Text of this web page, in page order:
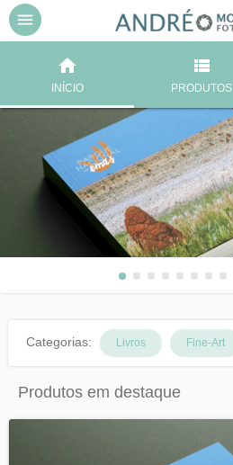
INÍCIO PRODUTOS
Categorias: Livros Fine-Art
Produtos em destaque